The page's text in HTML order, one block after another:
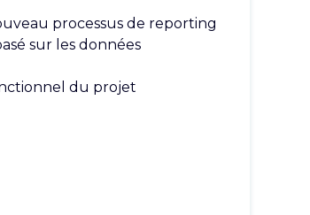
processus de reporting
sur les données
du projet